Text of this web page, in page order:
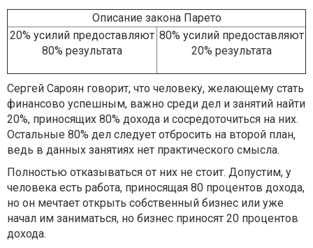
Описание закона Парето
20% усилий предоставляют
80% результата
80% усилий предоставляют
20% результата
Сергей Сароян говорит, что человеку, желающему стать
финансово успешным, важно среди дел и занятий найти
20%, приносящих 80% дохода и сосредоточиться на них.
Остальные 80% дел следует отбросить на второй план,
ведь в данных занятиях нет практического смысла.
Полностью отказываться от них не стоит. Допустим, у
человека есть работа, приносящая 80 процентов дохода,
но он мечтает открыть собственный бизнес или уже
начал им заниматься, но бизнес приносят 20 процентов
дохода.